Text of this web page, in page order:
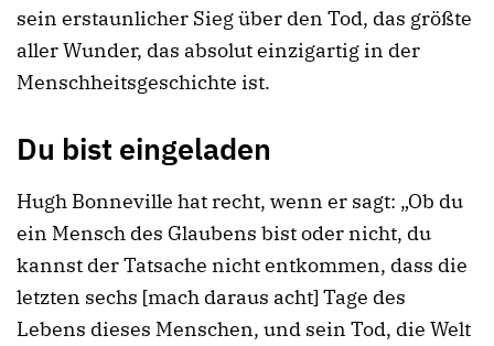
sein erstaunlicher Sieg über den Tod, das größte
aller Wunder, das absolut einzigartig in der
Menschheitsgeschichte ist.
Du bist eingeladen
Hugh Bonneville hat recht, wenn er sagt: „Ob du
ein Mensch des Glaubens bist oder nicht, du
kannst der Tatsache nicht entkommen, dass die
letzten sechs [mach daraus acht] Tage des
Lebens dieses Menschen, und sein Tod, die Welt